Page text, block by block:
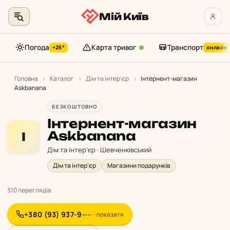
контенту
Мій Київ
Погода +25° Карта тривог Транспорт онлайн
Головна › Каталог › Дім та інтер'єр › Інтернент-магазин
Askbanana
І
БЕЗКОШТОВНО
Інтернент-магазин
Askbanana
Дім та інтер'єр · Шевченківський
Дім та інтер'єр Магазини подарунків
310 переглядів
+380 (93) 937-9-··· · показати